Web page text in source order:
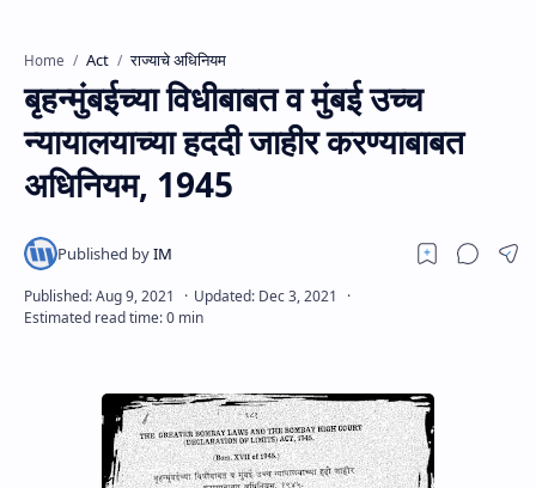
Home Act राज्याचे अधिनियम
बृहन्मुंबईच्या विधीबाबत व मुंबई उच्च
न्यायालयाच्या हददी जाहीर करण्याबाबत
अधिनियम, 1945